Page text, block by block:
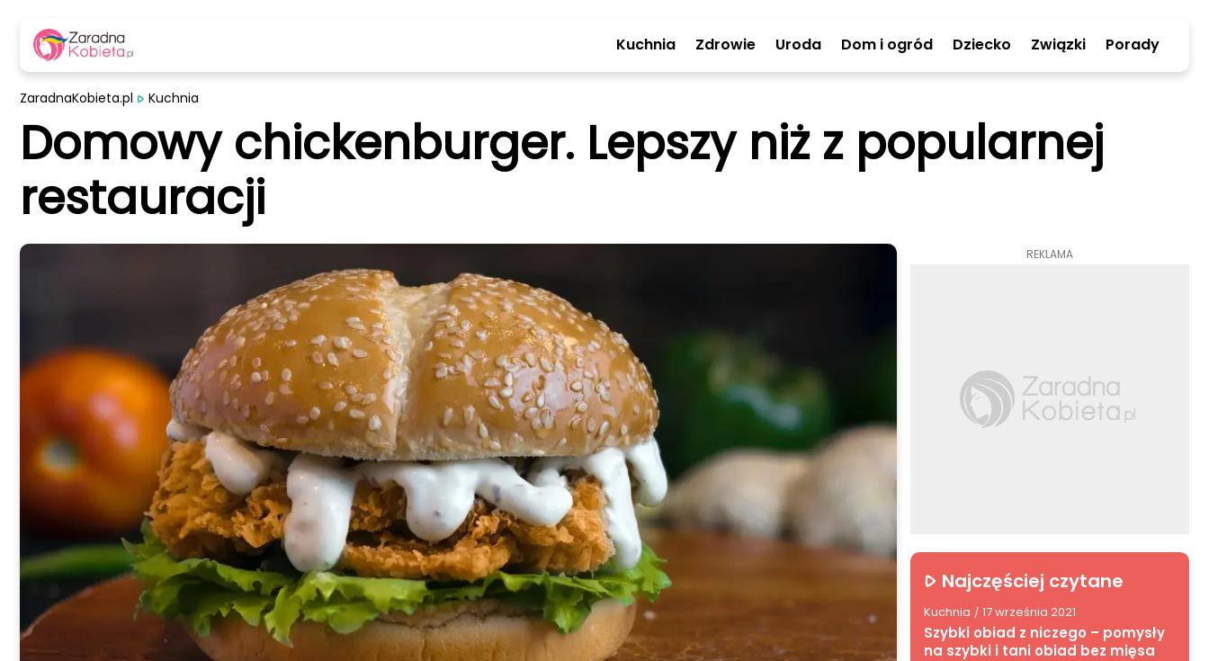
Kuchnia Zdrowie Uroda Dom i ogród Dziecko Związki Porady
ZaradnaKobieta.pl Kuchnia
Domowy chickenburger. Lepszy niż z popularnej
restauracji
REKLAMA
Najczęściej czytane
Kuchnia / 17 września 2021
Szybki obiad z niczego – pomysły
na szybki i tani obiad bez mięsa